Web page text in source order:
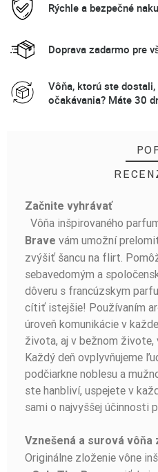
Rýchle a bezpečné
Doprava zadarmo pre
Vôňa, ktorú ste
očakávania? Máte 30
Začnite vyhrávať
Vôňa inšpirovaného
Brave vám umožní
zvýšiť šancu na flirt.
sebavedomým a
dôveru s francúzskym
cítiť istejšie! Používaním
úroveň komunikácie v
života, aj v bežnom živote,
Každý deň ovplyvňujeme
podčiarkne noblesu a
ste hanbliví, uspejete v
sami o najvyššej účinnosti
Vznešená a surová vôňa
Originálne zloženie vône
BUĎTE PRVÝ, KTO NAPÍŠE